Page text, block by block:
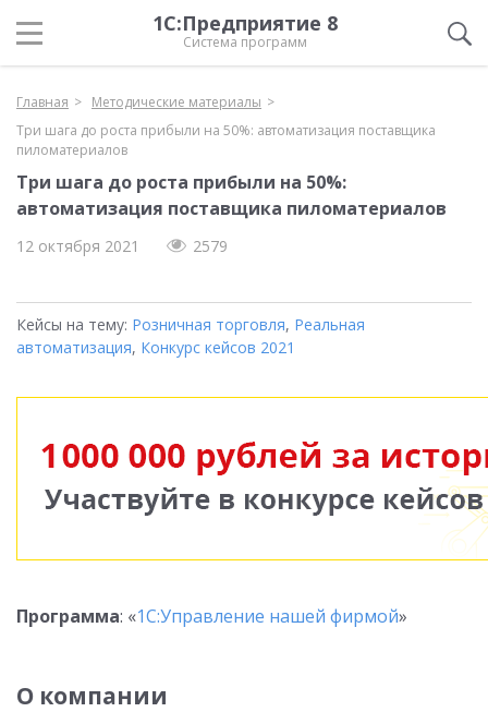
1С:Предприятие 8
Система программ
Главная
Методические материалы
Три шага до роста прибыли на 50%: автоматизация поставщика
пиломатериалов
Три шага до роста прибыли на 50%:
автоматизация поставщика пиломатериалов
12 октября 2021 2579
Кейсы на тему: Розничная торговля, Реальная
автоматизация, Конкурс кейсов 2021
Программа: «1С:Управление нашей фирмой»
О компании